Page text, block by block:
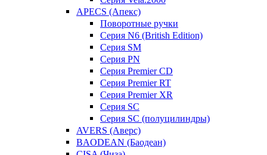
APECS (Апекс)
Поворотные ручки
Серия N6 (British Edition)
Серия SM
Серия PN
Серия Premier CD
Серия Premier RT
Серия Premier XR
Серия SC
Серия SC (полуцилиндры)
AVERS (Аверс)
BAODEAN (Баодеан)